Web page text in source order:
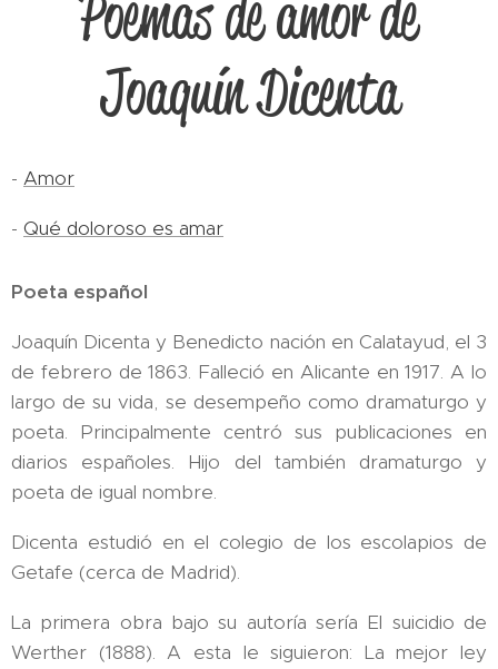
Poemas de amor de
Joaquín Dicenta
- Amor
- Qué doloroso es amar
Poeta español
Joaquín Dicenta y Benedicto nación en Calatayud, el 3
de febrero de 1863. Falleció en Alicante en 1917. A lo
largo de su vida, se desempeño como dramaturgo y
poeta. Principalmente centró sus publicaciones en
diarios españoles. Hijo del también dramaturgo y
poeta de igual nombre.
Dicenta estudió en el colegio de los escolapios de
Getafe (cerca de Madrid).
La primera obra bajo su autoría sería El suicidio de
Werther (1888). A esta le siguieron: La mejor ley